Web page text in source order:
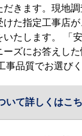
きます。現地
た指定工事店
たします。 「
ーズにお答えし
品質でお選びく
いて詳しくはこ